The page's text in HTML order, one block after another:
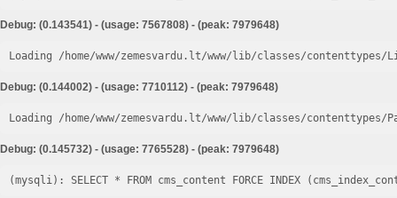
Debug: (0.143541) - (usage: 7567808) - (peak: 7979648)
Loading /home/www/zemesvardu.lt/www/lib/classes/
Debug: (0.144002) - (usage: 7710112) - (peak: 7979648)
Loading /home/www/zemesvardu.lt/www/lib/classes/
Debug: (0.145732) - (usage: 7765528) - (peak: 7979648)